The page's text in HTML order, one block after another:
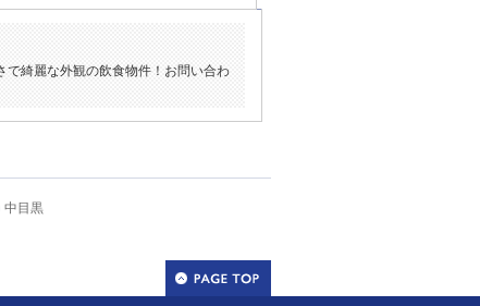
で綺麗な外観の飲食物件！お問い合わ
中目黒